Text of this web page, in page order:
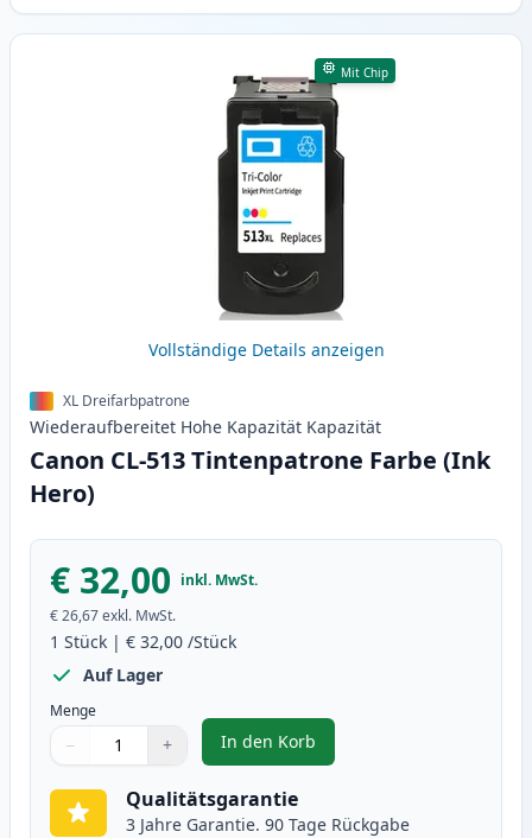
Mit Chip
Vollständige Details anzeigen
XL Dreifarbpatrone
Wiederaufbereitet Hohe Kapazität Kapazität
Canon CL-513 Tintenpatrone Farbe (Ink
Hero)
€ 32,00 inkl. MwSt.
€ 26,67exkl. MwSt.
1 Stück | € 32,00 /Stück
Auf Lager
Menge
Verwenden Sie die Tasten, um anzupassen
− +
1
In den Korb
, Canon CL-513 Tintenpatrone
Qualitätsgarantie
3 Jahre Garantie. 90 Tage Rückgabe